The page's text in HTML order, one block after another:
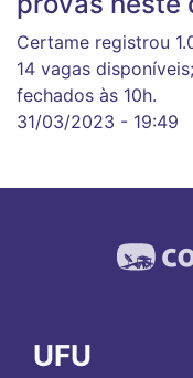
Certame registrou
14 vagas
fechados às 10h.
31/03/2023 - 19:49
UFU